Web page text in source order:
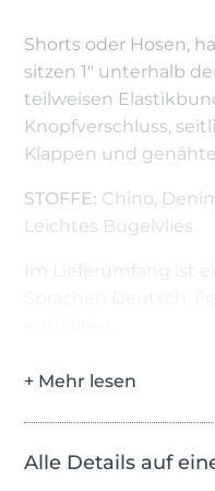
Shorts oder Hosen,
sitzen 1" unterhalb
teilweisen
Knopfverschluss,
Klappen und
STOFFE: Chino,
Leichtes Bügelvlies.
Im Lieferumfang ist
Alle Details auf